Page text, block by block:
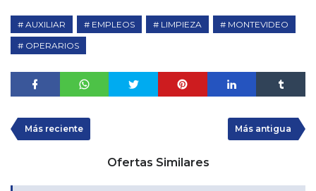
AUXILIAR EMPLEOS LIMPIEZA
MONTEVIDEO
OPERARIOS
Más reciente Más antigua
Ofertas Similares